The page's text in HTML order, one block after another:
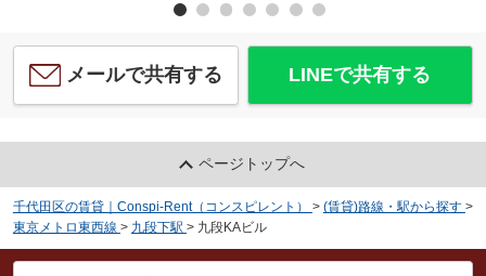
メールで共有する LINEで共有する
ページトップへ
千代田区の賃貸｜Conspi-Rent（コンスピレント） > (賃貸)路線・駅から探す >
東京メトロ東西線 > 九段下駅 > 九段KAビル